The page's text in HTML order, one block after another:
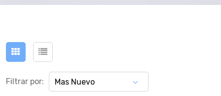
Filtrar por: Mas Nuevo